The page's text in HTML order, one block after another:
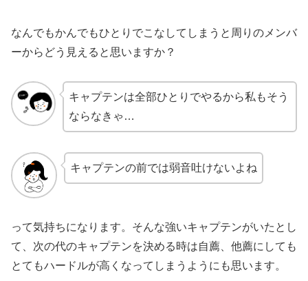
なんでもかんでもひとりでこなしてしまうと周りのメンバ
ーからどう見えると思いますか？
キャプテンは全部ひとりでやるから私もそう
ならなきゃ…
キャプテンの前では弱音吐けないよね
って気持ちになります。そんな強いキャプテンがいたとし
て、次の代のキャプテンを決める時は自薦、他薦にしても
とてもハードルが高くなってしまうようにも思います。